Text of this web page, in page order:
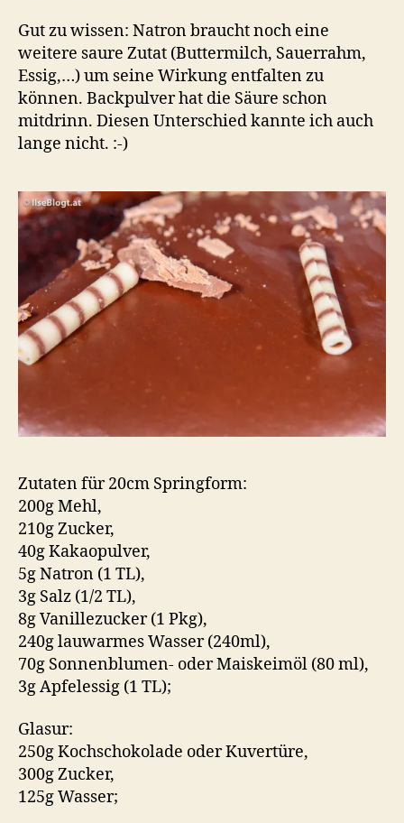
Gut zu wissen: Natron braucht noch eine
weitere saure Zutat (Buttermilch, Sauerrahm,
Essig,…) um seine Wirkung entfalten zu
können. Backpulver hat die Säure schon
mitdrinn. Diesen Unterschied kannte ich auch
lange nicht. :-)
Zutaten für 20cm Springform:
200g Mehl,
210g Zucker,
40g Kakaopulver,
5g Natron (1 TL),
3g Salz (1/2 TL),
8g Vanillezucker (1 Pkg),
240g lauwarmes Wasser (240ml),
70g Sonnenblumen- oder Maiskeimöl (80 ml),
3g Apfelessig (1 TL);
Glasur:
250g Kochschokolade oder Kuvertüre,
300g Zucker,
125g Wasser;